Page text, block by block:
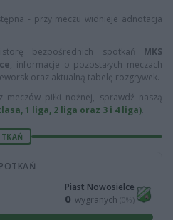
- przy meczu widnieje adnotacja
bezpośrednich spotkań MKS
, informacje o pozostałych meczach
oraz aktualną tabelę rozgrywek.
meczów piłki nożnej, sprawdź naszą
1 liga, 2 liga oraz 3 i 4 liga).
Piast Nowosielce
0 wygranych (0%)